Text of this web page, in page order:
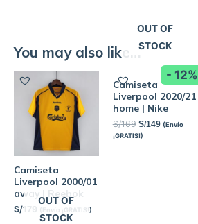
You may also like…
Camiseta
Liverpool 2000/01
away | Reebok
S/179 (Envío ¡GRATIS!)
- 12%
OUT OF
STOCK
Camiseta
Liverpool 2020/21
home | Nike
S/169 S/149 (Envío
¡GRATIS!)
OUT OF
STOCK